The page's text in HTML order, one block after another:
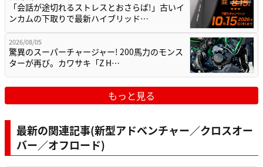
「会話が途切れるストレスとおさらば!」古いイ
ンカムの下取りで最新ハイブリッド…
2026/08/05
驚異のスーパーチャージャー! 200馬力のモンス
ターが再び。カワサキ「Z H…
もっと見る
最新の関連記事(新型アドベンチャー／クロスオー
バー／オフロード)